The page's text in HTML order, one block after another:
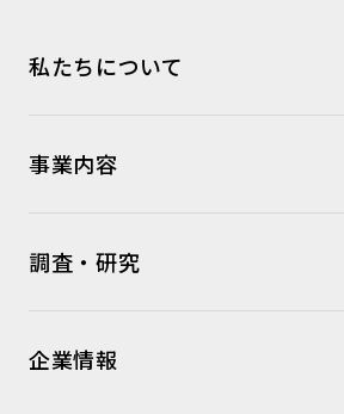
私たちについて
事業内容
調査・研究
企業情報